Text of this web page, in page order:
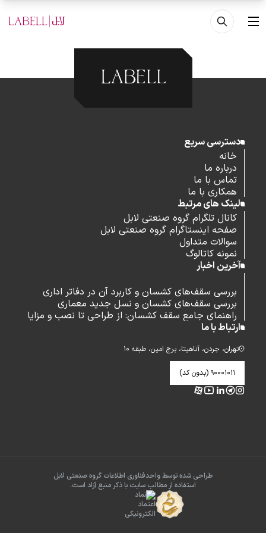
رفتن به محتوای اصلی
منو
دسترسی سریع
خانه
درباره ما
تماس با ما
همکاری با ما
لینک های مرتبط
کانال تلگرام گروه صنعتی لابل
صفحه اینستاگرام گروه صنعتی لابل
سوالات متداول
نمونه کاتالوگ
آخرین اخبار
بررسی سقف‌های کشسان و کاربرد آن در دفاتر اداری
بررسی سقف‌های کشسان و نسل جدید معماری
راهنمای جامع سقف کشسان: از طراحی تا نصب و مزایا
ارتباط با ما
تهران، جردن، آناهیتا، برج امین، طبقه ۱۰
۹۰۰۰۱۰۱۱ (بدون کد)
طراحی شده توسط واحدفناوری اطلاعات گروه صنعتی لابل
استفاده از مطالب سایت با ذکر منبع آزاد است.